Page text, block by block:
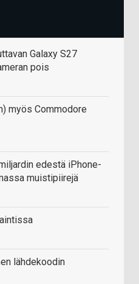
Galaxy S27
pois
myös Commodore
edestä iPhone-
muistipiirejä
lähdekoodin